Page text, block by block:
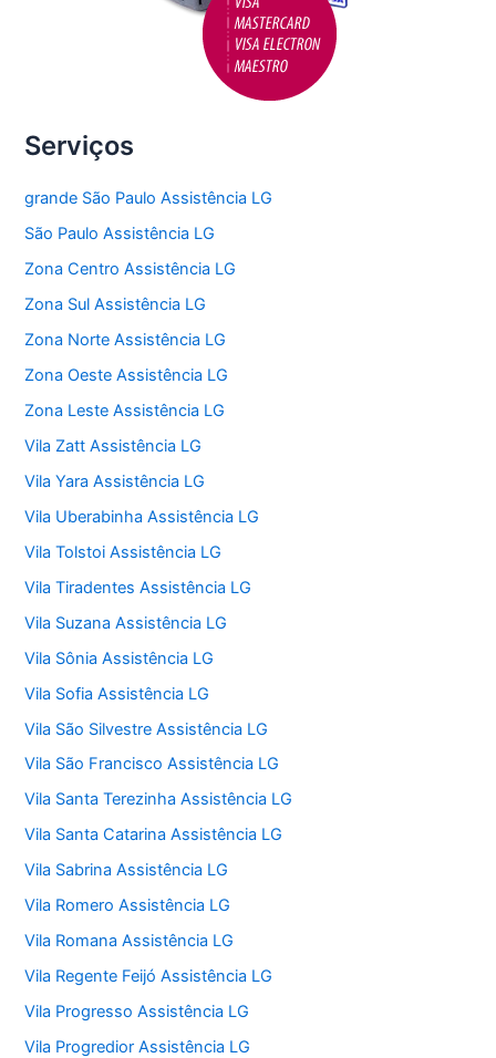
Serviços
grande São Paulo Assistência LG
São Paulo Assistência LG
Zona Centro Assistência LG
Zona Sul Assistência LG
Zona Norte Assistência LG
Zona Oeste Assistência LG
Zona Leste Assistência LG
Vila Zatt Assistência LG
Vila Yara Assistência LG
Vila Uberabinha Assistência LG
Vila Tolstoi Assistência LG
Vila Tiradentes Assistência LG
Vila Suzana Assistência LG
Vila Sônia Assistência LG
Vila Sofia Assistência LG
Vila São Silvestre Assistência LG
Vila São Francisco Assistência LG
Vila Santa Terezinha Assistência LG
Vila Santa Catarina Assistência LG
Vila Sabrina Assistência LG
Vila Romero Assistência LG
Vila Romana Assistência LG
Vila Regente Feijó Assistência LG
Vila Progresso Assistência LG
Vila Progredior Assistência LG